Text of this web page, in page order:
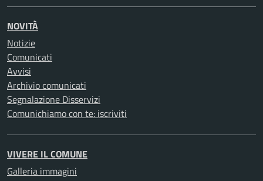
NOVITÀ
Notizie
Comunicati
Avvisi
Archivio comunicati
Segnalazione Disservizi
Comunichiamo con te: iscriviti
VIVERE IL COMUNE
Galleria immagini